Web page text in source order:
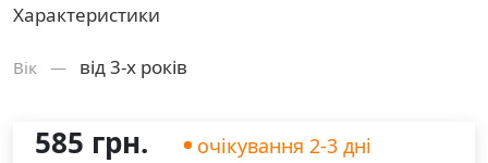
Характеристики
Вік — від 3-х років
585 грн. очікування 2-3 дні